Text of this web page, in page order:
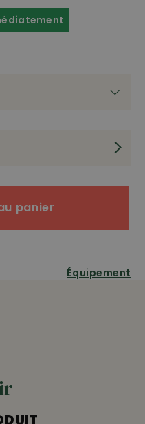
panier
Équipement